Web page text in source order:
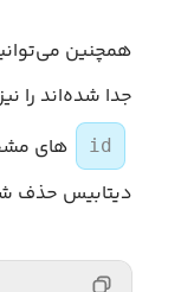
همچنین
جدا شده‌اند را
id
های
دیتابیس حذف